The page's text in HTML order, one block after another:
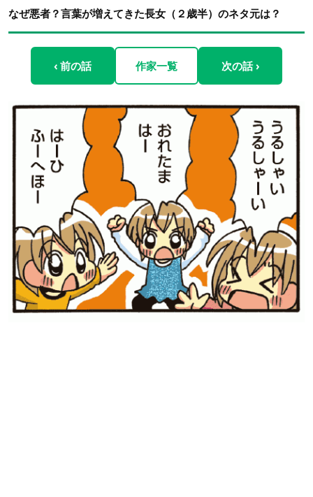
なぜ悪者？言葉が増えてきた長女（２歳半）のネタ元は？
‹ 前の話 作家一覧 次の話 ›